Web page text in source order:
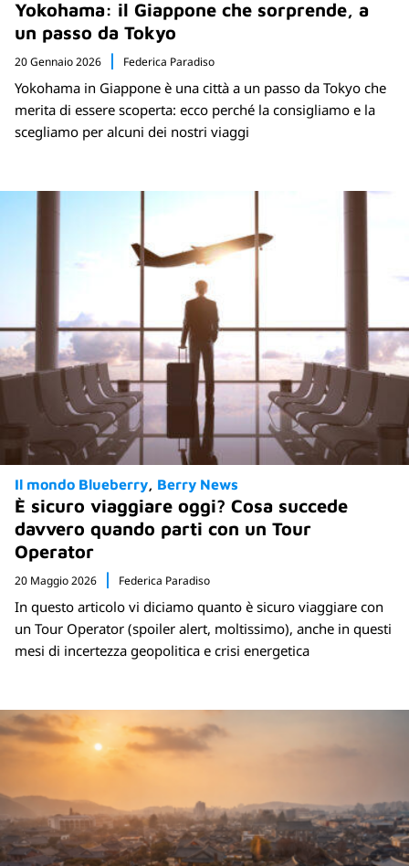
Yokohama: il Giappone che sorprende, a
un passo da Tokyo
20 Gennaio 2026 Federica Paradiso
Yokohama in Giappone è una città a un passo da Tokyo che
merita di essere scoperta: ecco perché la consigliamo e la
scegliamo per alcuni dei nostri viaggi
Il mondo Blueberry Berry News
È sicuro viaggiare oggi? Cosa succede
davvero quando parti con un Tour
Operator
20 Maggio 2026 Federica Paradiso
In questo articolo vi diciamo quanto è sicuro viaggiare con
un Tour Operator (spoiler alert, moltissimo), anche in questi
mesi di incertezza geopolitica e crisi energetica